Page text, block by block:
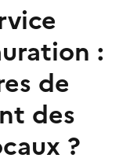
:
de
des
?